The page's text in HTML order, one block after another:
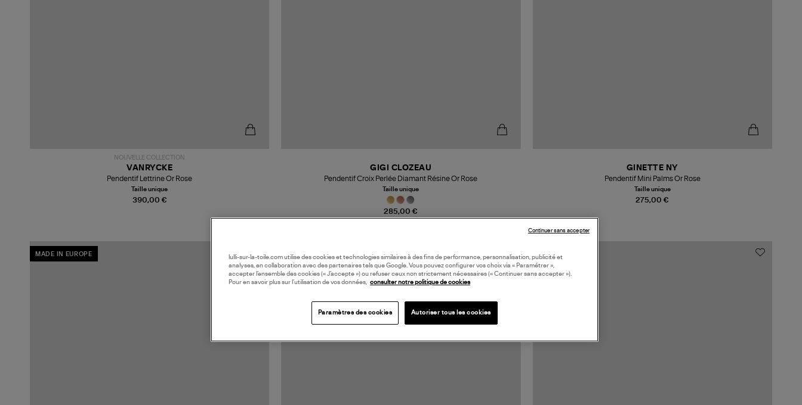
NOUVELLE COLLECTION
390,00 €
VANRYCKE
Pendentif Lettrine Or Rose
Taille unique
285,00 €
GIGI CLOZEAU
Pendentif Croix Perlée Diamant Résine Or Rose
Taille unique
275,00 €
GINETTE NY
Pendentif Mini Palms Or Rose
Taille unique
MADE IN EUROPE
lulli-sur-la-toile.com utilise des cookies et technologies similaires à des fins de performance, personnalisation, publicité et
analyses, en collaboration avec des partenaires tels que Google. Vous pouvez configurer vos choix via « Paramétrer »,
accepter l’ensemble des cookies (« J’accepte ») ou refuser ceux non strictement nécessaires (« Continuer sans accepter »).
Pour en savoir plus sur l’utilisation de vos données, consulter notre politique de cookies
Paramètres des cookies Autoriser tous les cookies
Continuer sans accepter